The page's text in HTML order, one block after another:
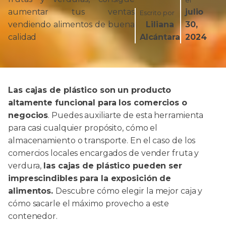
aumentar tus ventas
vendiendo alimentos de buena
calidad
Escrito por
Liliana
Alcántara
julio
30,
2024
Las cajas de plástico son un producto
altamente funcional para los comercios o
negocios. Puedes auxiliarte de esta herramienta
para casi cualquier propósito, cómo el
almacenamiento o transporte. En el caso de los
comercios locales encargados de vender fruta y
verdura, las cajas de plástico pueden ser
imprescindibles para la exposición de
alimentos. Descubre cómo elegir la mejor caja y
cómo sacarle el máximo provecho a este
contenedor.